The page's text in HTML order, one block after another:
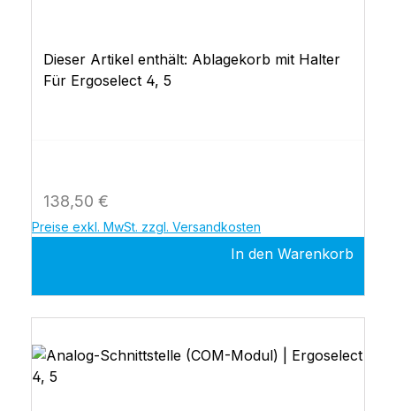
Dieser Artikel enthält: Ablagekorb mit Halter
Für Ergoselect 4, 5
Regulärer Preis:
138,50 €
Preise exkl. MwSt. zzgl. Versandkosten
In den Warenkorb